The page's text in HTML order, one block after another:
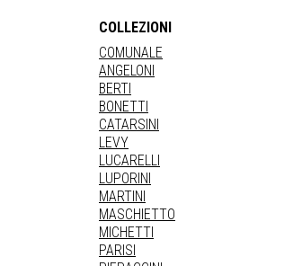
COLLEZIONI
COMUNALE
ANGELONI
BERTI
BONETTI
CATARSINI
LEVY
LUCARELLI
LUPORINI
MARTINI
MASCHIETTO
MICHETTI
PARISI